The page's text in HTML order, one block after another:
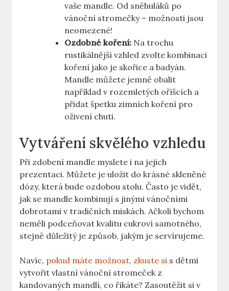
vaše mandle. Od sněhuláků po
vánoční stromečky – možnosti jsou
neomezené!
Ozdobné koření: Na trochu
rustikálnější vzhled zvolte kombinaci
koření jako je skořice a badyán.
Mandle můžete jemně obalit
například v rozemletých oříšcích a
přidat špetku zimních koření pro
oživení chuti.
Vytváření skvělého vzhledu
Při zdobení mandle myslete i na jejich
prezentaci. Můžete je uložit do krásné skleněné
dózy, která bude ozdobou stolu. Často je vidět,
jak se mandle kombinují s jinými vánočními
dobrotami v tradičních miskách. Ačkoli bychom
neměli podceňovat kvalitu cukroví samotného,
stejně důležitý je způsob, jakým je servírujeme.
Navíc, pokud máte možnost, zkuste si s dětmi
vytvořit vlastní vánoční stromeček z
kandovaných mandlí, co říkáte? Zasoutěžit si v